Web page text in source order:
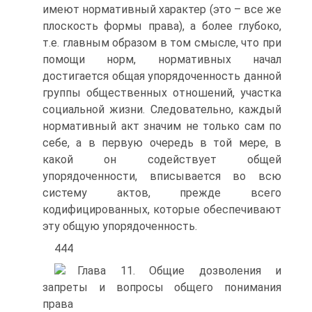
имеют нормативный характер (это – все же
плоскость формы права), а более глубоко,
т.е. главным образом в том смысле, что при
помощи норм, нормативных начал
достигается общая упорядоченность данной
группы общественных отношений, участка
социальной жизни. Следовательно, каждый
нормативный акт значим не только сам по
себе, а в первую очередь в той мере, в
какой он содействует общей
упорядоченности, вписывается во всю
систему актов, прежде всего
кодифицированных, которые обеспечивают
эту общую упорядоченность.
444
Глава 11. Общие дозволения и
запреты и вопросы общего понимания
права